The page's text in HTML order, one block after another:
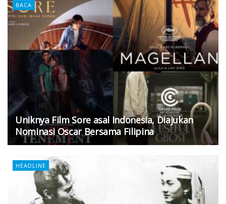
BACA
Uniknya Film Sore asal Indonesia, Diajukan
Nominasi Oscar Bersama Filipina
HEADLINE